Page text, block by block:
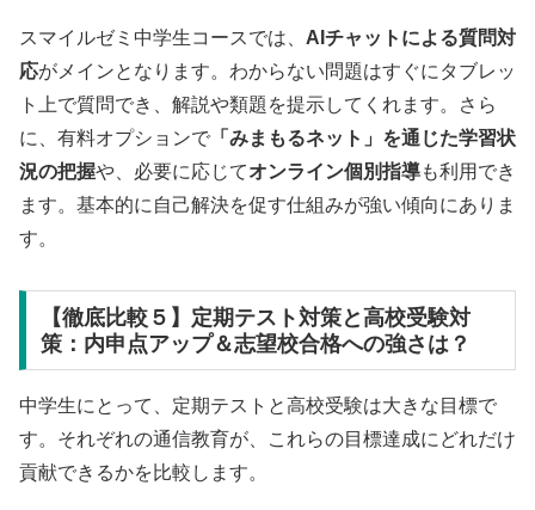
スマイルゼミ中学生コースでは、 AIチャットによる質問対
応がメインとなります。わからない問題はすぐにタブレッ
ト上で質問でき、解説や類題を提示してくれます。さら
に、有料オプションで 「みまもるネット」を通じた学習状
況の把握や、必要に応じてオンライン個別指導も利用でき
ます。基本的に自己解決を促す仕組みが強い傾向にありま
す。
【徹底比較５】定期テスト対策と高校受験対
策：内申点アップ＆志望校合格への強さは？
中学生にとって、定期テストと高校受験は大きな目標で
す。それぞれの通信教育が、これらの目標達成にどれだけ
貢献できるかを比較します。